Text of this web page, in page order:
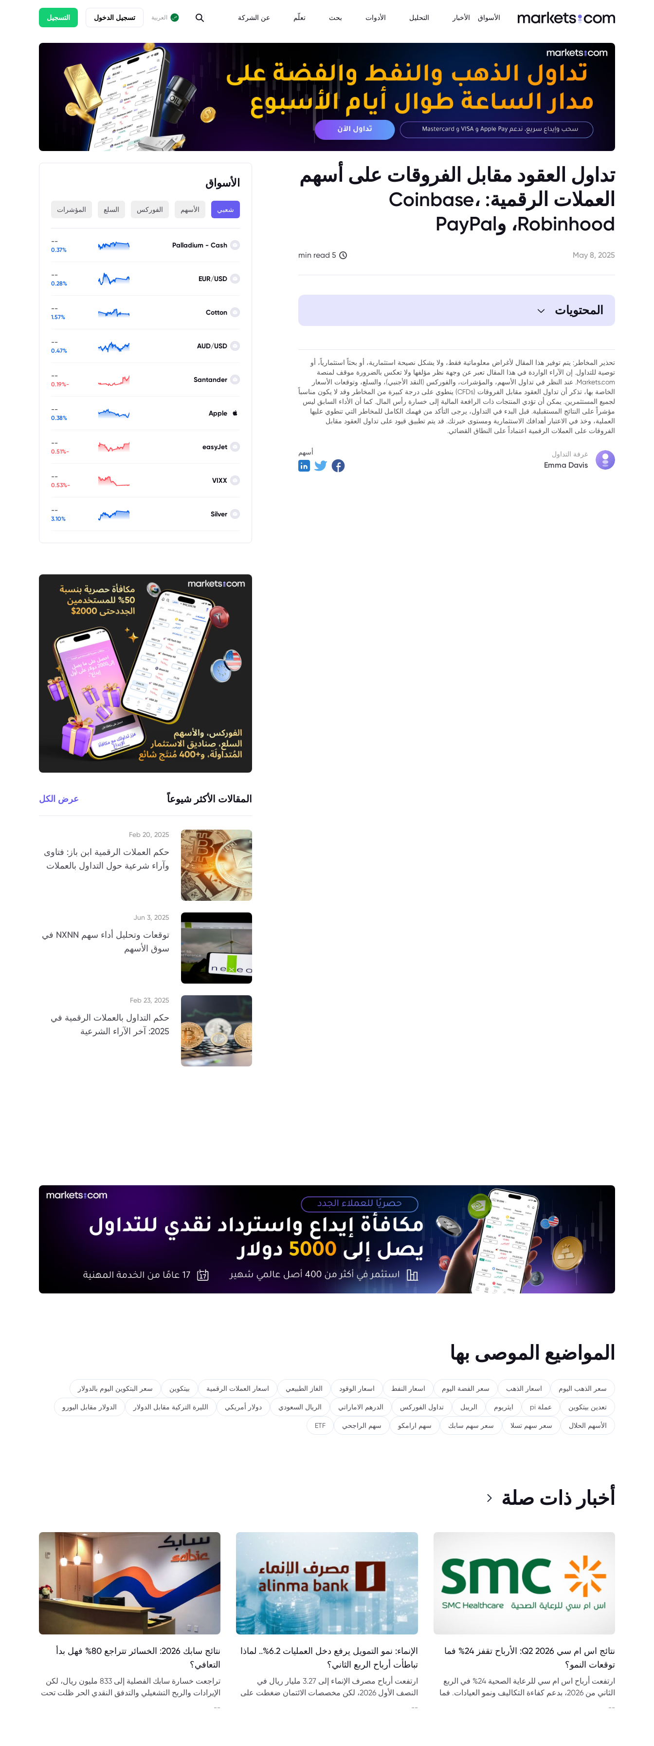
الأسواق الأخبار التحليل الأدوات بحث تعلّم عن الشركة العربية تسجيل الدخول التسجيل
تداول العقود مقابل الفروقات على أسهم
العملات الرقمية: Coinbase،
Robinhood، وPayPal
May 8, 2025
5 min read
المحتويات
تحذير المخاطر: يتم توفير هذا المقال لأغراض معلوماتية فقط، ولا يشكل نصيحة استثمارية، أو بحثاً استثمارياً، أو
توصية للتداول. إن الآراء الواردة في هذا المقال تعبر عن وجهة نظر مؤلفها ولا تعكس بالضرورة موقف لمنصة
Markets.com. عند النظر في تداول الأسهم، والمؤشرات، والفوركس (النقد الأجنبي)، والسلع، وتوقعات الأسعار
الخاصة بها، تذكر أن تداول العقود مقابل الفروقات (CFDs) ينطوي على درجة كبيرة من المخاطر وقد لا يكون مناسباً
لجميع المستثمرين. يمكن أن تؤدي المنتجات ذات الرافعة المالية إلى خسارة رأس المال. كما أن الأداء السابق ليس
مؤشراً على النتائج المستقبلية. قبل البدء في التداول، يرجى التأكد من فهمك الكامل للمخاطر التي تنطوي عليها
العملية، وخذ في الاعتبار أهدافك الاستثمارية ومستوى خبرتك. قد يتم تطبيق قيود على تداول العقود مقابل
الفروقات على العملات الرقمية اعتماداً على النطاق القضائي.
غرفة التداول
Emma Davis
أسهم
الأسواق
شعبي الأسهم الفوركس السلع المؤشرات
Palladium - Cash
--
0.37%
EUR/USD
--
0.28%
Cotton
--
1.57%
AUD/USD
--
0.47%
Santander
--
-0.19%
Apple
--
0.38%
easyJet
--
-0.51%
VIXX
--
-0.53%
Silver
--
3.10%
المقالات الأكثر شيوعاً عرض الكل
Feb 20, 2025
حكم العملات الرقمية ابن باز: فتاوى
وآراء شرعية حول التداول بالعملات
Jun 3, 2025
توقعات وتحليل أداء سهم NXNN في
سوق الأسهم
Feb 23, 2025
حكم التداول بالعملات الرقمية في
2025: آخر الآراء الشرعية
المواضيع الموصى بها
سعر الذهب اليوم اسعار الذهب سعر الفضة اليوم اسعار النفط اسعار الوقود الغاز الطبيعي اسعار العملات الرقمية بيتكوين سعر البتكوين اليوم بالدولار
تعدين بيتكوين عملة pi ايثريوم الريبل تداول الفوركس الدرهم الاماراتي الريال السعودي دولار أمريكي الليرة التركية مقابل الدولار الدولار مقابل اليورو
الأسهم الحلال سعر سهم تسلا سعر سهم سابك سهم ارامكو سهم الراجحي ETF
أخبار ذات صلة
نتائج اس ام سي Q2 2026: الأرباح تقفز 24% فما
توقعات النمو؟
ارتفعت أرباح اس ام سي للرعاية الصحية 24% في الربع
الثاني من 2026، بدعم كفاءة التكاليف ونمو العيادات. فما
--
الإنماء: نمو التمويل يرفع دخل العمليات 6.2%.. لماذا
تباطأت أرباح الربع الثاني؟
ارتفعت أرباح مصرف الإنماء إلى 3.27 مليار ريال في
النصف الأول 2026، لكن مخصصات الائتمان ضغطت على
--
نتائج سابك 2026: الخسائر تتراجع 80% فهل بدأ
التعافي؟
تراجعت خسارة سابك الفصلية إلى 833 مليون ريال، لكن
الإيرادات والربح التشغيلي والتدفق النقدي الحر ظلت تحت
--